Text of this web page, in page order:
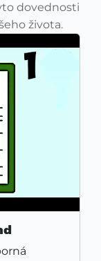
dovednosti
života.